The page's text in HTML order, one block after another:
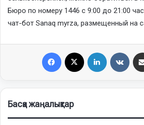
Бюро по номеру 1446 с 9:00 до 21:00
чат-бот Sanaq myrza, размещенный на
Басқа жаңалықтар